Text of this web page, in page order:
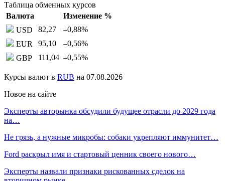
Таблица обменных курсов
Валюта
Изменение %
USD
82,27 –0,88%
EUR
95,10 –0,56%
GBP
111,04 –0,55%
Курсы валют в RUB на 07.08.2026
Новое на сайте
Эксперты авторынка обсудили будущее отрасли до 2029 года
на…
Не грязь, а нужные микробы: собаки укрепляют иммунитет…
Ford раскрыл имя и стартовый ценник своего нового…
Эксперты назвали признаки рискованных сделок на